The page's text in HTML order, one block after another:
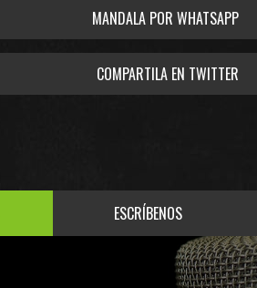
MANDALA POR WHATSAPP
COMPARTILA EN TWITTER
ESCRÍBENOS